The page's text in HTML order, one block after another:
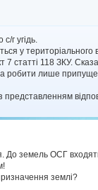
г угідь.
у
118 ЗКУ.
робити лише
земель ОСГ
землі?